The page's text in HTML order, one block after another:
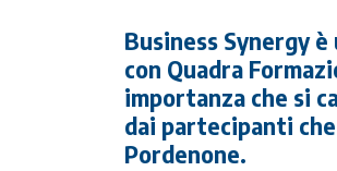
Business Synergy
con Quadra
importanza che si
dai partecipanti
Pordenone.